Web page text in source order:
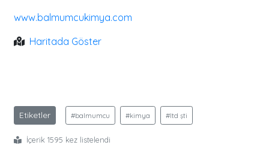
www.balmumcukimya.com
Haritada Göster
Etiketler #balmumcu #kimya #ltd şti
İçerik 1595 kez listelendi